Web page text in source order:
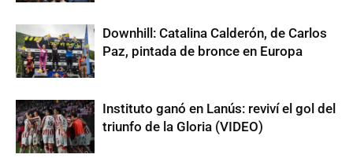
Downhill: Catalina Calderón, de Carlos
Paz, pintada de bronce en Europa
Instituto ganó en Lanús: reviví el gol del
triunfo de la Gloria (VIDEO)